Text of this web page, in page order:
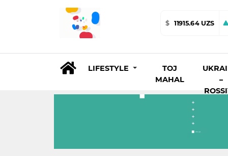
$ 11915.64 UZS
LIFESTYLE
TOJ
MAHAL
–